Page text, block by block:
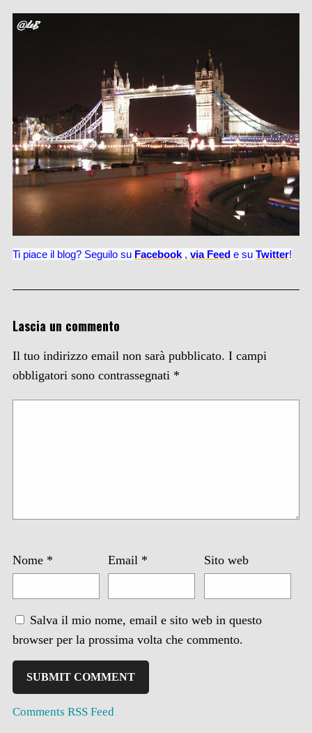
Ti piace il blog? Seguilo su Facebook , via Feede su Twitter!
Lascia un commento
Il tuo indirizzo email non sarà pubblicato. I campi
obbligatori sono contrassegnati *
Nome * Email * Sito web
Salva il mio nome, email e sito web in questo
browser per la prossima volta che commento.
Comments RSS Feed